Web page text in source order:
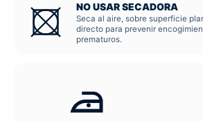
NO USAR SECADORA
Seca al aire, sobre superficie
directo para prevenir
prematuros.